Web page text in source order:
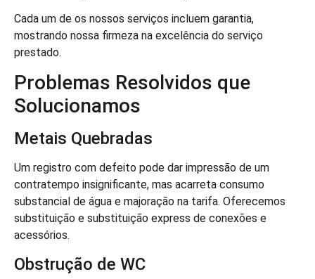
Cada um de os nossos serviços incluem garantia,
mostrando nossa firmeza na excelência do serviço
prestado.
Problemas Resolvidos que
Solucionamos
Metais Quebradas
Um registro com defeito pode dar impressão de um
contratempo insignificante, mas acarreta consumo
substancial de água e majoração na tarifa. Oferecemos
substituição e substituição express de conexões e
acessórios.
Obstrução de WC